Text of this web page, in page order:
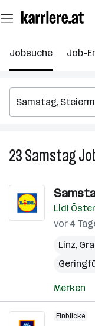
Seiteninhalt
springen
Jobsuche Job-
23Samstag
Lidl
vor 4
Linz,
Merken
Einblicke